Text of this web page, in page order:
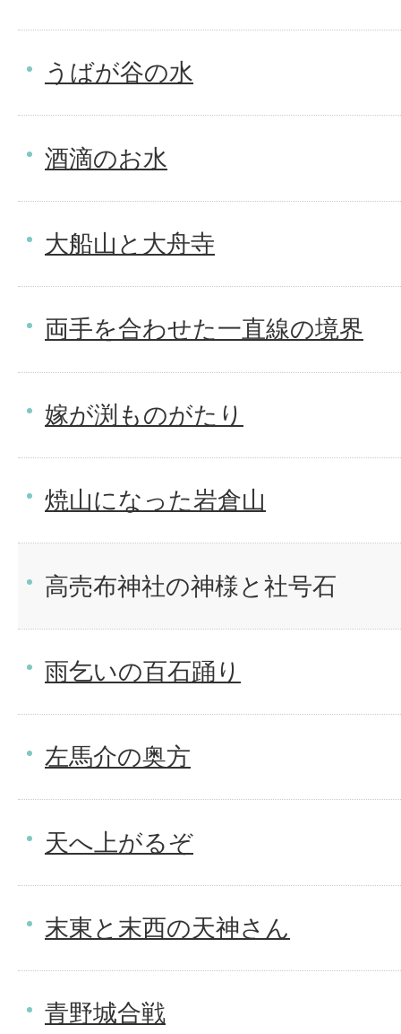
うばが谷の水
酒滴のお水
大船山と大舟寺
両手を合わせた一直線の境界
嫁が渕ものがたり
焼山になった岩倉山
高売布神社の神様と社号石
雨乞いの百石踊り
左馬介の奥方
天へ上がるぞ
末東と末西の天神さん
青野城合戦